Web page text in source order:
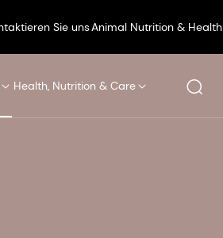
Sie unsAnimal Nutrition & Health
Health, Nutrition & Care